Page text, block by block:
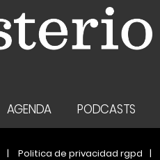
AGENDA PODCASTS
Politica de privacidad rgpd